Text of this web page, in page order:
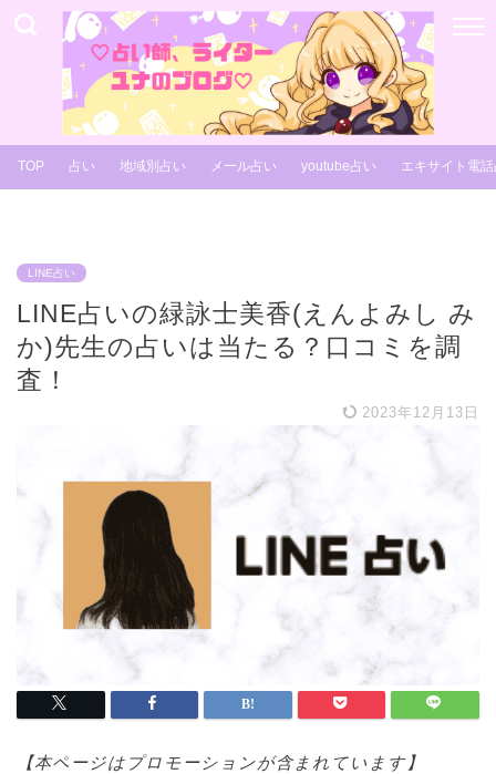
TOP 占い 地域別占い メール占い youtube占い エキサイト電
LINE占い
LINE占いの緑詠士美香(えんよみし み
か)先生の占いは当たる？口コミを調
査！
2023年12月13日
【本ページはプロモーションが含まれています】